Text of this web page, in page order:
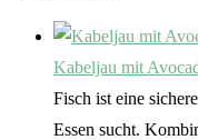
Kabeljau mit
Fisch ist eine
Essen sucht.